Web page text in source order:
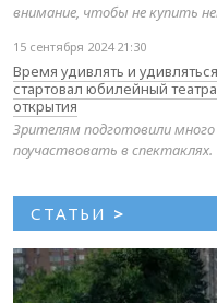
внимание, чтобы не купить
15 сентября 2024 21:30
Время удивлять и
стартовал юбилейный
открытия
Зрителям подготовили
поучаствовать в
СТАТЬИ >